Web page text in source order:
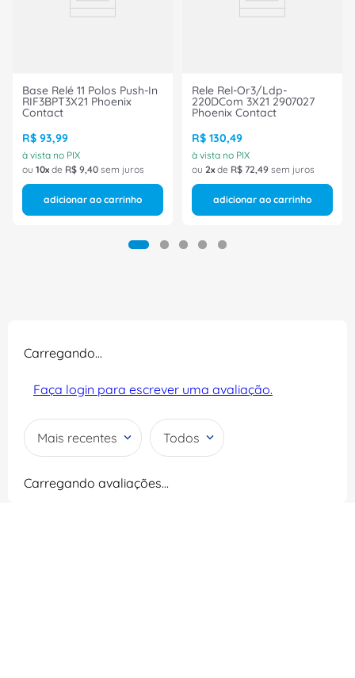
Base Relé 11 Polos Push-In
RIF3BPT3X21 Phoenix
Contact
R$ 93,99
à vista no PIX
ou 10 de R$ 9,40 sem juros
adicionar ao carrinho
Rele Rel-Or3/Ldp-
220DCom 3X21 2907027
Phoenix Contact
R$ 130,49
à vista no PIX
ou 2 de R$ 72,49 sem juros
adicionar ao carrinho
Carregando…
Faça login para escrever uma avaliação.
Mais recentes Todos
Carregando avaliações…